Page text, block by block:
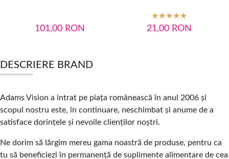
101,00 RON 21,00 RON
DESCRIERE BRAND
Adams Vision a intrat pe piața românească în anul 2006 și
scopul nostru este, în continuare, neschimbat și anume de a
satisface dorințele și nevoile clienților noștri.
Ne dorim să lărgim mereu gama noastră de produse, pentru ca
tu să beneficiezi în permanență de suplimente alimentare de cea